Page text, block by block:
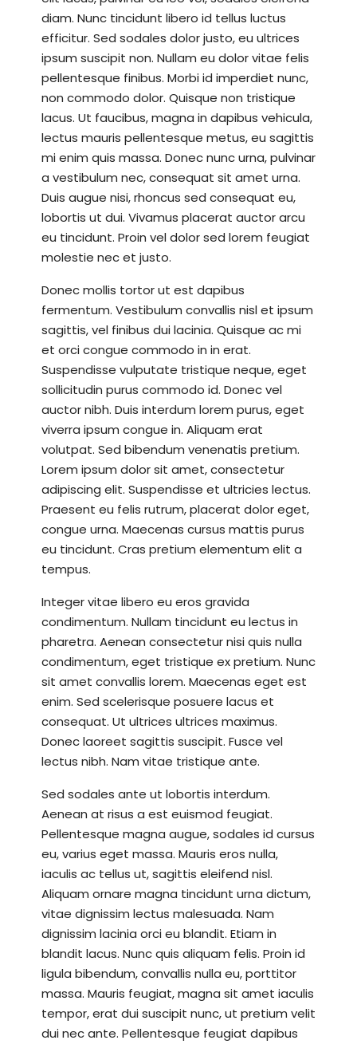
diam. Nunc tincidunt libero id tellus luctus
efficitur. Sed sodales dolor justo, eu ultrices
ipsum suscipit non. Nullam eu dolor vitae felis
pellentesque finibus. Morbi id imperdiet nunc,
non commodo dolor. Quisque non tristique
lacus. Ut faucibus, magna in dapibus vehicula,
lectus mauris pellentesque metus, eu sagittis
mi enim quis massa. Donec nunc urna, pulvinar
a vestibulum nec, consequat sit amet urna.
Duis augue nisi, rhoncus sed consequat eu,
lobortis ut dui. Vivamus placerat auctor arcu
eu tincidunt. Proin vel dolor sed lorem feugiat
molestie nec et justo.
Donec mollis tortor ut est dapibus
fermentum. Vestibulum convallis nisl et ipsum
sagittis, vel finibus dui lacinia. Quisque ac mi
et orci congue commodo in in erat.
Suspendisse vulputate tristique neque, eget
sollicitudin purus commodo id. Donec vel
auctor nibh. Duis interdum lorem purus, eget
viverra ipsum congue in. Aliquam erat
volutpat. Sed bibendum venenatis pretium.
Lorem ipsum dolor sit amet, consectetur
adipiscing elit. Suspendisse et ultricies lectus.
Praesent eu felis rutrum, placerat dolor eget,
congue urna. Maecenas cursus mattis purus
eu tincidunt. Cras pretium elementum elit a
tempus.
Integer vitae libero eu eros gravida
condimentum. Nullam tincidunt eu lectus in
pharetra. Aenean consectetur nisi quis nulla
condimentum, eget tristique ex pretium. Nunc
sit amet convallis lorem. Maecenas eget est
enim. Sed scelerisque posuere lacus et
consequat. Ut ultrices ultrices maximus.
Donec laoreet sagittis suscipit. Fusce vel
lectus nibh. Nam vitae tristique ante.
Sed sodales ante ut lobortis interdum.
Aenean at risus a est euismod feugiat.
Pellentesque magna augue, sodales id cursus
eu, varius eget massa. Mauris eros nulla,
iaculis ac tellus ut, sagittis eleifend nisl.
Aliquam ornare magna tincidunt urna dictum,
vitae dignissim lectus malesuada. Nam
dignissim lacinia orci eu blandit. Etiam in
blandit lacus. Nunc quis aliquam felis. Proin id
ligula bibendum, convallis nulla eu, porttitor
massa. Mauris feugiat, magna sit amet iaculis
tempor, erat dui suscipit nunc, ut pretium velit
dui nec ante. Pellentesque feugiat dapibus